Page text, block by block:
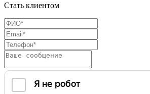
Стать клиентом